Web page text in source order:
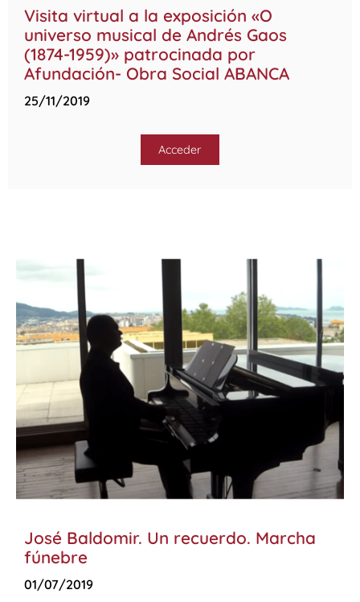
Visita virtual a la exposición «O
universo musical de Andrés Gaos
(1874-1959)» patrocinada por
Afundación- Obra Social ABANCA
25/11/2019
Acceder
José Baldomir. Un recuerdo. Marcha
fúnebre
01/07/2019